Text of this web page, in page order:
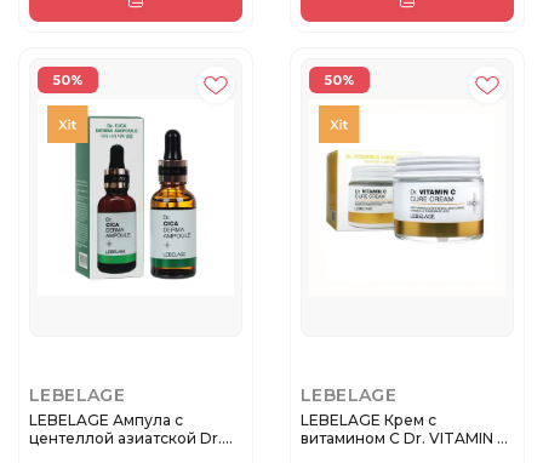
50%
LEBELAGE
LEBELAGE Ампула с
центеллой азиатской Dr.
50%
LEBELAGE
LEBELAGE Крем с
витамином С Dr. VITAMIN C